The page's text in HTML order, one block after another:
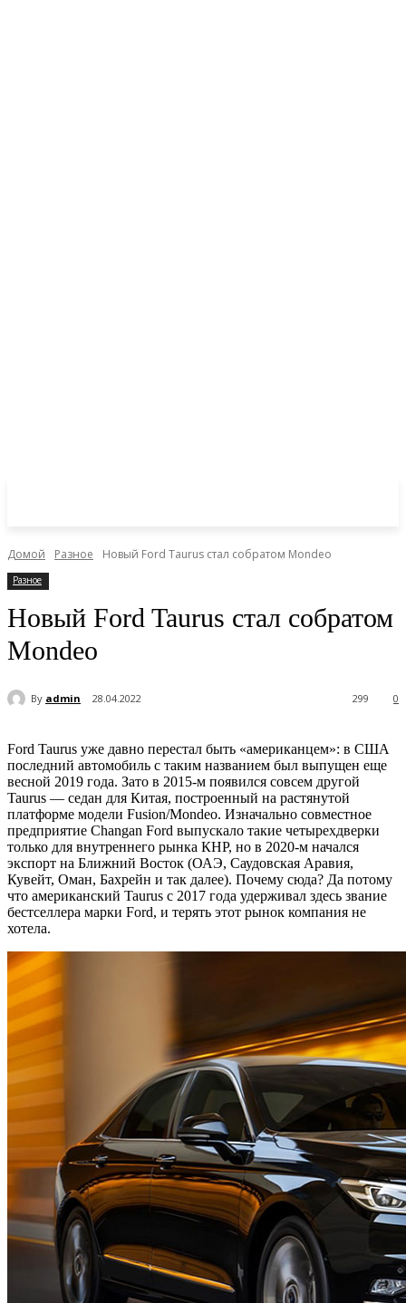
Домой Разное Новый Ford Taurus стал собратом Mondeo
Разное
Новый Ford Taurus стал собратом
Mondeo
By admin 28.04.2022 0
299
Ford Taurus уже давно перестал быть «американцем»: в США
последний автомобиль с таким названием был выпущен еще
весной 2019 года. Зато в 2015-м появился совсем другой
Taurus — седан для Китая, построенный на растянутой
платформе модели Fusion/Mondeo. Изначально совместное
предприятие Changan Ford выпускало такие четырехдверки
только для внутреннего рынка КНР, но в 2020-м начался
экспорт на Ближний Восток (ОАЭ, Саудовская Аравия,
Кувейт, Оман, Бахрейн и так далее). Почему сюда? Да потому
что американский Taurus с 2017 года удерживал здесь звание
бестселлера марки Ford, и терять этот рынок компания не
хотела.